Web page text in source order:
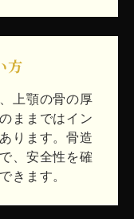
方
上顎の骨の厚
ままではイン
ります。骨造
、安全性を確
きます。